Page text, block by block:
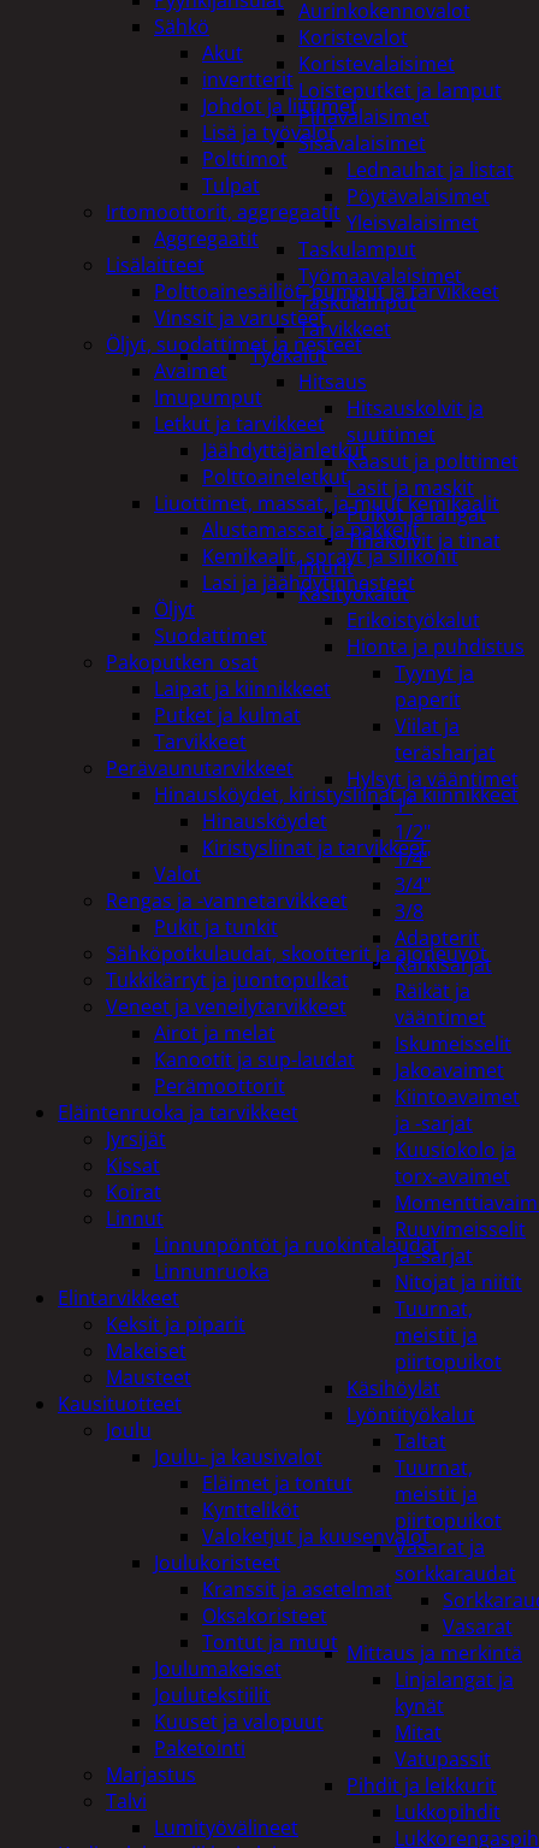
Aurinkokennovalot
Koristevalot
Koristevalaisimet
Loisteputket ja lamput
Pihavalaisimet
Sisävalaisimet
Lednauhat ja listat
Pöytävalaisimet
Yleisvalaisimet
Taskulamput
Työmaavalaisimet
Taskulamput
Tarvikkeet
Työkalut
Hitsaus
Hitsauskolvit ja
suuttimet
Kaasut ja polttimet
Lasit ja maskit
Puikot ja langat
Tinakolvit ja tinat
Imurit
Käsityökalut
Erikoistyökalut
Hionta ja puhdistus
Tyynyt ja
paperit
Viilat ja
teräsharjat
Hylsyt ja vääntimet
1"
1/2"
1/4"
3/4"
3/8
Adapterit
Kärkisarjat
Räikät ja
vääntimet
Iskumeisselit
Jakoavaimet
Kiintoavaimet
ja -sarjat
Kuusiokolo ja
torx-avaimet
Ruuvimeisselit
ja -sarjat
Nitojat ja niitit
Tuurnat,
meistit ja
piirtopuikot
Käsihöylät
Lyöntityökalut
Taltat
Tuurnat,
meistit ja
piirtopuikot
Vasarat ja
sorkkaraudat
Vasarat
Mittaus ja merkintä
Linjalangat ja
kynät
Mitat
Vatupassit
Pihdit ja leikkurit
Lukkopihdit
Sähkö
Akut
invertterit
Johdot ja liittimet
Lisä ja työvalot
Polttimot
Tulpat
Irtomoottorit, aggregaatit
Aggregaatit
Lisälaitteet
Polttoainesäiliöt, pumput ja tarvikkeet
Vinssit ja varusteet
Öljyt, suodattimet ja nesteet
Avaimet
Imupumput
Letkut ja tarvikkeet
Jäähdyttäjänletkut
Polttoaineletkut
Liuottimet, massat, ja muut kemikaalit
Alustamassat ja pakkelit
Kemikaalit, sprayt ja silikonit
Lasi ja jäähdytinnesteet
Öljyt
Suodattimet
Pakoputken osat
Laipat ja kiinnikkeet
Putket ja kulmat
Tarvikkeet
Perävaunutarvikkeet
Hinausköydet, kiristysliinat ja kiinnikkeet
Hinausköydet
Kiristysliinat ja tarvikkeet
Valot
Rengas ja -vannetarvikkeet
Pukit ja tunkit
Sähköpotkulaudat, skootterit ja ajoneuvot
Tukkikärryt ja juontopulkat
Veneet ja veneilytarvikkeet
Airot ja melat
Kanootit ja sup-laudat
Perämoottorit
Eläintenruoka ja tarvikkeet
Jyrsijät
Kissat
Koirat
Linnut
Linnunpöntöt ja ruokintalaudat
Linnunruoka
Elintarvikkeet
Keksit ja piparit
Makeiset
Mausteet
Kausituotteet
Joulu
Joulu- ja kausivalot
Eläimet ja tontut
Kyntteliköt
Valoketjut ja kuusenvalot
Joulukoristeet
Kranssit ja asetelmat
Oksakoristeet
Tontut ja muut
Joulumakeiset
Joulutekstiilit
Kuuset ja valopuut
Paketointi
Marjastus
Talvi
Lumityövälineet